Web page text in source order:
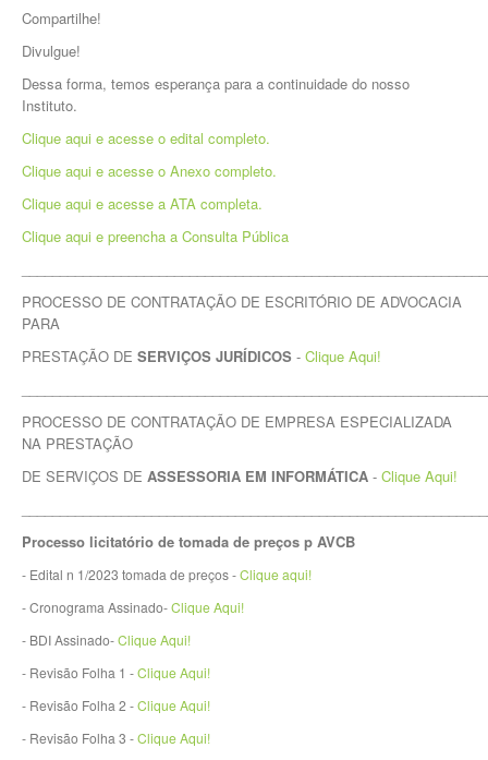
Compartilhe!
Divulgue!
Dessa forma, temos esperança para a continuidade do nosso
Instituto.
Clique aqui e acesse o edital completo.
Clique aqui e acesse o Anexo completo.
Clique aqui e acesse a ATA completa.
Clique aqui e preencha a Consulta Pública
PROCESSO DE CONTRATAÇÃO DE ESCRITÓRIO DE ADVOCACIA
PARA
PRESTAÇÃO DE SERVIÇOS JURÍDICOS - Clique Aqui!
PROCESSO DE CONTRATAÇÃO DE EMPRESA ESPECIALIZADA
NA PRESTAÇÃO
DE SERVIÇOS DE ASSESSORIA EM INFORMÁTICA - Clique Aqui!
Processo licitatório de tomada de preços p AVCB
- Edital n 1/2023 tomada de preços -Clique aqui!
- Cronograma Assinado-Clique Aqui!
- BDI Assinado-Clique Aqui!
- Revisão Folha 1 -Clique Aqui!
- Revisão Folha 2 -Clique Aqui!
- Revisão Folha 3 -Clique Aqui!